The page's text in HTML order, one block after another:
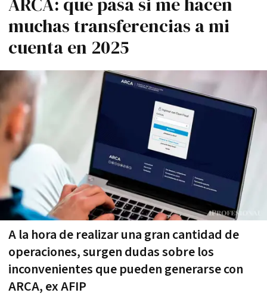
muchas transferencias a mi
cuenta en 2025
A la hora de realizar una gran cantidad de
operaciones, surgen dudas sobre los
inconvenientes que pueden generarse con
ARCA, ex AFIP